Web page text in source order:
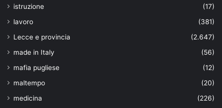
istruzione
(17)
lavoro
(381)
Lecce e provincia
(2.647)
made in Italy
(56)
mafia pugliese
(12)
maltempo
(20)
medicina
(226)